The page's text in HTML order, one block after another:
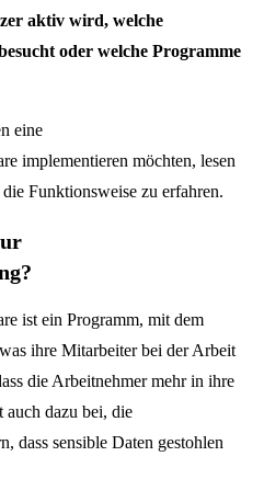
aktiv wird, welche
oder welche Programme
eine
implementieren möchten, lesen
Funktionsweise zu erfahren.
ist ein Programm, mit dem
ihre Mitarbeiter bei der Arbeit
die Arbeitnehmer mehr in ihre
auch dazu bei, die
dass sensible Daten gestohlen